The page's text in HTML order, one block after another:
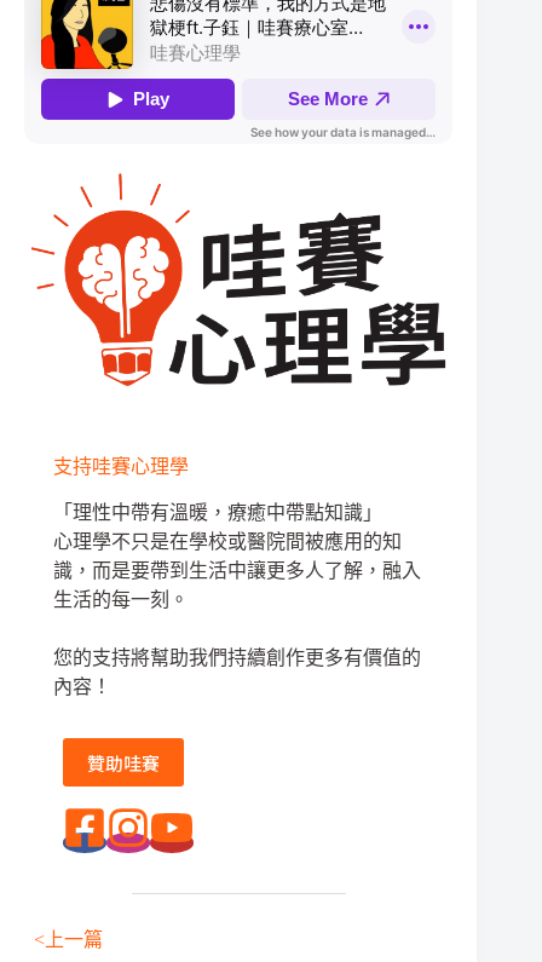
支持哇賽心理學
「理性中帶有溫暖，療癒中帶點知識」
心理學不只是在學校或醫院間被應用的知
識，而是要帶到生活中讓更多人了解，融入
生活的每一刻。
您的支持將幫助我們持續創作更多有價值的
內容！
贊助哇賽
<上一篇